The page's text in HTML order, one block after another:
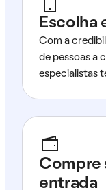
Escolha
Com a
de pessoas a
especialistas
Compre
entrada